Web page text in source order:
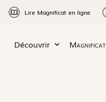
Lire Magnificat en ligne
Découvrir Magnificat